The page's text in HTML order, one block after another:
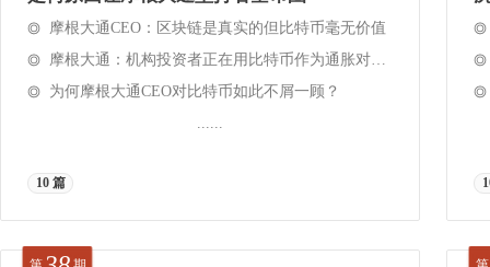
摩根大通CEO：区块链是真实的但比特币毫无价值
摩根大通：机构投资者正在用比特币作为通胀对冲工具
为何摩根大通CEO对比特币如此不屑一顾？
......
10 篇